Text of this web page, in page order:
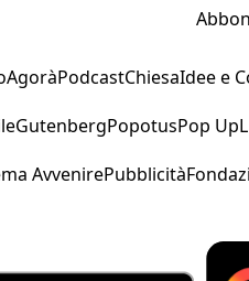
AgoràPodcastChiesaIdee e
GutenbergPopotusPop Up
AvvenirePubblicità